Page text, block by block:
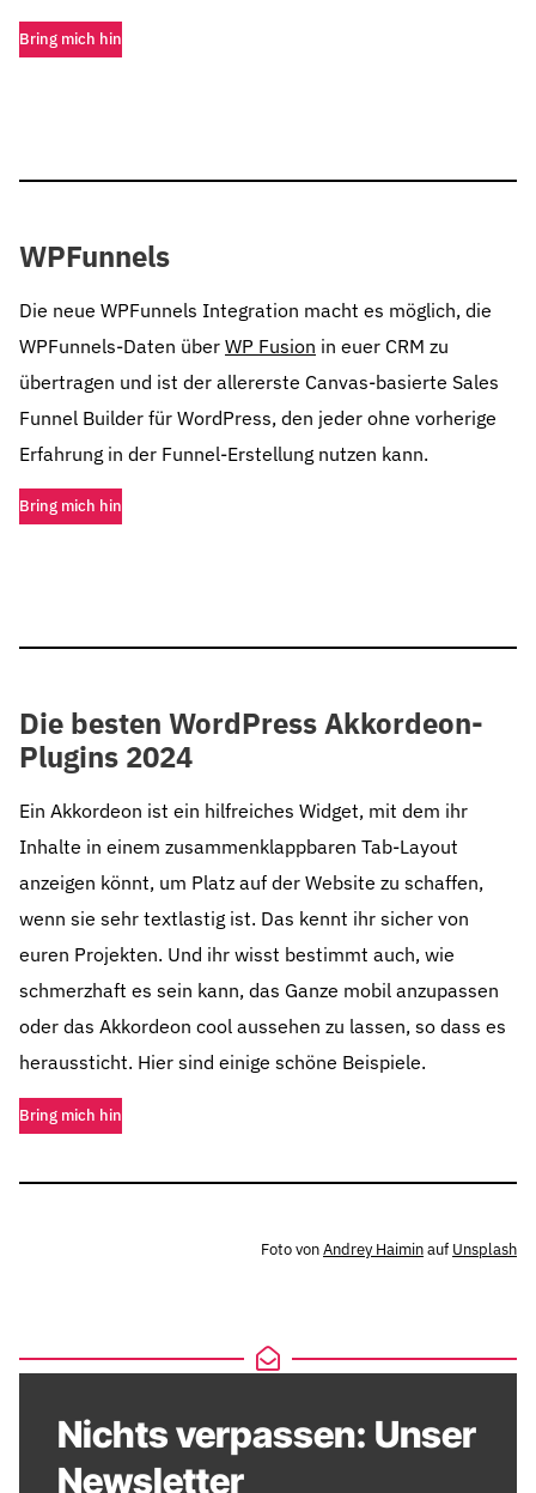
Bring mich hin
WPFunnels
Die neue WPFunnels Integration macht es möglich, die
WPFunnels-Daten über WP Fusion in euer CRM zu
übertragen und ist der allererste Canvas-basierte Sales
Funnel Builder für WordPress, den jeder ohne vorherige
Erfahrung in der Funnel-Erstellung nutzen kann.
Bring mich hin
Die besten WordPress Akkordeon-
Plugins 2024
Ein Akkordeon ist ein hilfreiches Widget, mit dem ihr
Inhalte in einem zusammenklappbaren Tab-Layout
anzeigen könnt, um Platz auf der Website zu schaffen,
wenn sie sehr textlastig ist. Das kennt ihr sicher von
euren Projekten. Und ihr wisst bestimmt auch, wie
schmerzhaft es sein kann, das Ganze mobil anzupassen
oder das Akkordeon cool aussehen zu lassen, so dass es
heraussticht. Hier sind einige schöne Beispiele.
Bring mich hin
Foto vonAndrey Haiminauf Unsplash
Nichts verpassen: Unser
Newsletter